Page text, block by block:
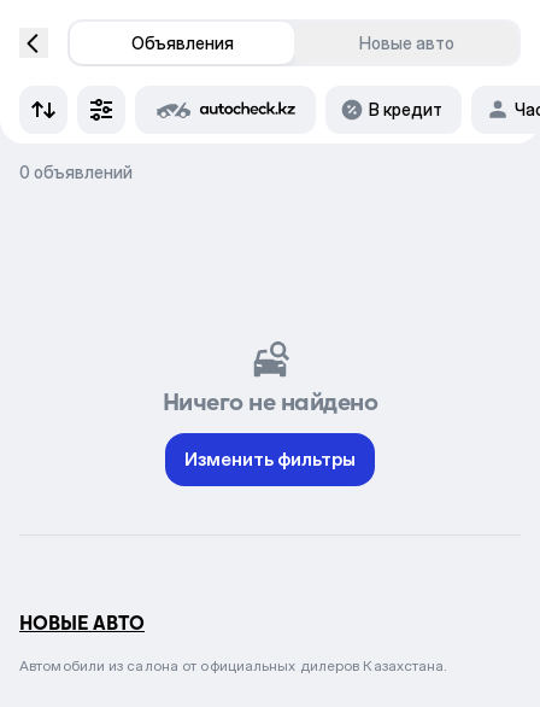
Объявления Новые авто
В кредит
0 объявлений
Ничего не найдено
Изменить фильтры
НОВЫЕ АВТО
Автомобили из салона от официальных дилеров Казахстана.